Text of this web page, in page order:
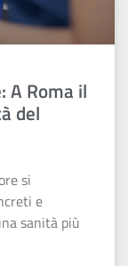
A Roma il
del
si
e
sanità più